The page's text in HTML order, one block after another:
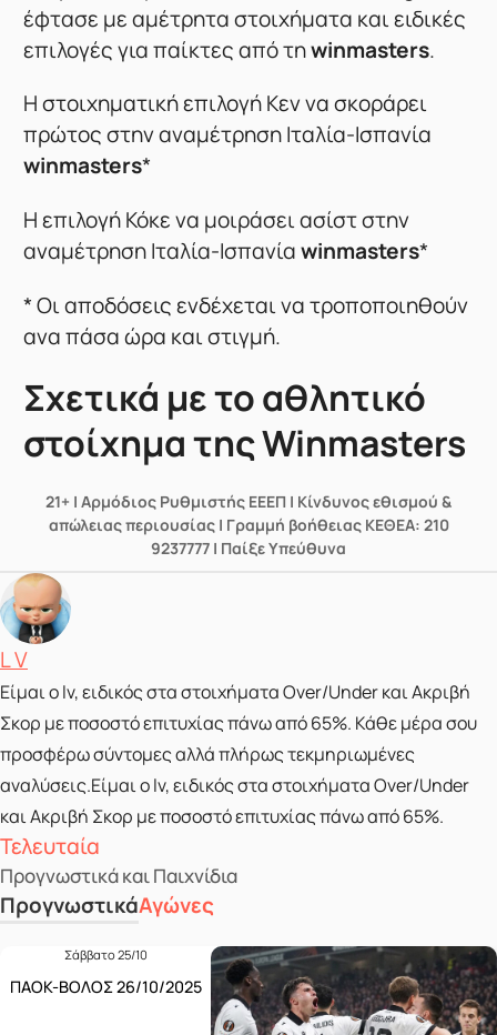
Τελευταία
Προγνωστικά και Παιχνίδια
ΠρογνωστικάΑγώνες
Σάββατο 25/10
ΠΑΟΚ-ΒΟΛΟΣ 26/10/2025
έφτασε με αμέτρητα στοιχήματα και ειδικές
επιλογές για παίκτες από τηwinmasters.
Η στοιχηματική επιλογή Κεν να σκοράρει
πρώτος στην αναμέτρηση Ιταλία-Ισπανία
winmasters*
Η επιλογή Κόκε να μοιράσει ασίστ στην
αναμέτρηση Ιταλία-Ισπανίαwinmasters*
* Oι αποδόσεις ενδέχεται να τροποποιηθούν
ανα πάσα ώρα και στιγμή.
Σχετικά με το αθλητικό
στοίχημα της Winmasters
21+ | Αρμόδιος Ρυθμιστής ΕΕΕΠ | Κίνδυνος εθισμού &
απώλειας περιουσίας | Γραμμή βοήθειας ΚΕΘΕΑ: 210
9237777 | Παίξε Υπεύθυνα
Posted by
L V
Είμαι ο lv, ειδικός στα στοιχήματα Over/Under και Ακριβή
Σκορ με ποσοστό επιτυχίας πάνω από 65%. Κάθε μέρα σου
προσφέρω σύντομες αλλά πλήρως τεκμηριωμένες
αναλύσεις.Είμαι ο lv, ειδικός στα στοιχήματα Over/Under
και Ακριβή Σκορ με ποσοστό επιτυχίας πάνω από 65%.